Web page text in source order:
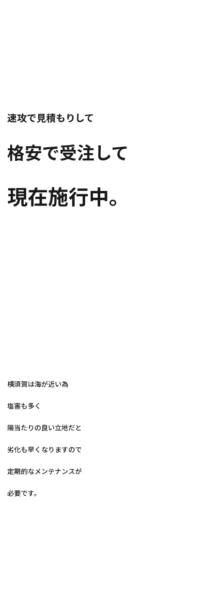
速攻で見積もりして
格安で受注して
現在施行中。
横須賀は海が近い為
塩害も多く
陽当たりの良い立地だと
劣化も早くなりますので
定期的なメンテナンスが
必要です。